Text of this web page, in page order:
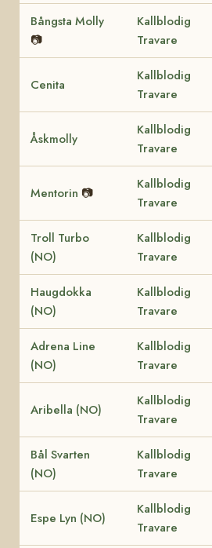
Bångsta Molly
📷
Kallblodig
Travare
Cenita
Kallblodig
Travare
Åskmolly
Kallblodig
Travare
Mentorin 📷
Kallblodig
Travare
Troll Turbo
(NO)
Kallblodig
Travare
Haugdokka
(NO)
Kallblodig
Travare
Adrena Line
(NO)
Kallblodig
Travare
Aribella (NO)
Kallblodig
Travare
Bål Svarten
(NO)
Kallblodig
Travare
Espe Lyn (NO)
Kallblodig
Travare